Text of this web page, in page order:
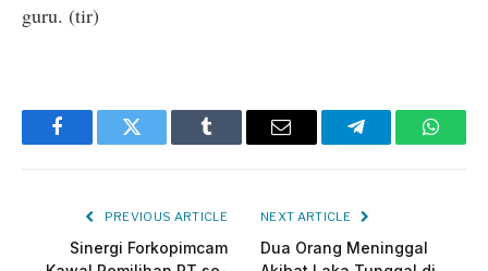
guru. (tir)
FacebookTwitter Tumblr Email Telegram
PREVIOUS ARTICLE
Sinergi Forkopimcam
NEXT ARTICLE
Dua Orang Meninggal